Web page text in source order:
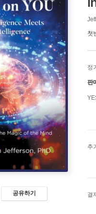
공유하기
첫
정
판
추
결